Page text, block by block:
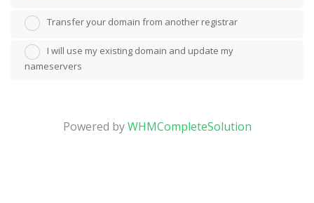
Transfer your domain from another registrar
I will use my existing domain and update my
nameservers
Powered byWHMCompleteSolution